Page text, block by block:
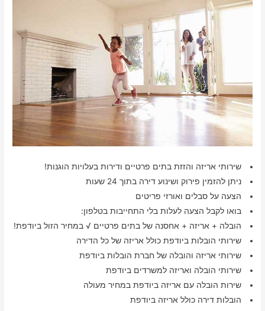
שירותי אריזה והזזת בתים פרטיים ודירות בעלויות הוגנות!
ניתן להזמין פירוק ושינוע דירה בתוך 24 שעות
הצעה על סבלים ואורזי פריטים
בואו לקבל הצעה לעלות בלי התחייבות בטלפון:
הובלה + אריזה + אחסנה של בתים פרטיים √ במחיר הזול ביודפת!
שירותי הובלות ביודפת כולל אריזה של כל הדירה
שירותי אריזה והובלה של חברת הובלות ביודפת
שירותי הובלה ואריזה למשרדים ביודפת
שירות הובלה עם אריזה ביודפת במחיר מעולה
הובלות דירה כולל אריזה ביודפת